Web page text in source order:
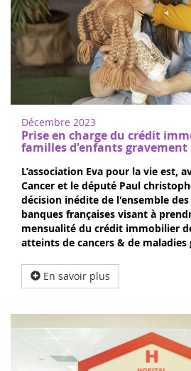
Décembre 2023
Prise en charge du crédit
familles d'enfants gravement
L’association Eva pour la vie est,
Cancer et le député Paul
décision inédite de l'ensemble
banques françaises visant à
mensualité du crédit immobilier
atteints de cancers & de maladies
En savoir plus